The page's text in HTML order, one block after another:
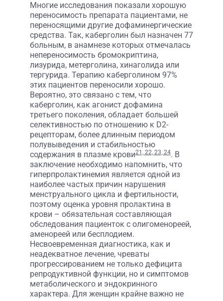
Многие исследования показали хорошую
переносимость препарата пациентами, не
переносящими другие дофаминергические
средства. Так, каберголин был назначен 77
больным, в анамнезе которых отмечалась
непереносимость бромокриптина,
лизурида, метерголина, хинаголида или
тергурида. Терапию каберголином 97%
этих пациентов переносили хорошо.
Вероятно, это связано с тем, что
каберголин, как агонист дофамина
третьего поколения, обладает большей
селективностью по отношению к D2-
рецепторам, более длинным периодом
полувыведения и стабильностью
содержания в плазме крови21, 22, 23, 24. В
заключение необходимо напомнить, что
гиперпролактинемия является одной из
наиболее частых причин нарушения
менструального цикла и фертильности,
поэтому оценка уровня пролактина в
крови – обязательная составляющая
обследования пациенток с олигоменореей,
аменореей или бесплодием.
Несвоевременная диагностика, как и
неадекватное лечение, чреваты
прогрессированием не только дефицита
репродуктивной функции, но и симптомов
метаболического и эндокринного
характера. Для женщин крайне важно не